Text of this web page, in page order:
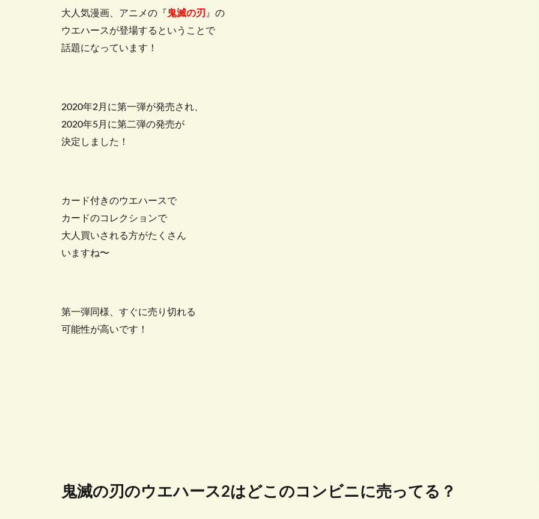
大人気漫画、アニメの『 鬼滅の刃 』の
ウエハースが登場するということで
話題になっています！
2020年2月に第一弾が発売され、
2020年5月に第二弾の発売が
決定しました！
カード付きのウエハースで
カードのコレクションで
大人買いされる方がたくさん
いますね〜
第一弾同様、すぐに売り切れる
可能性が高いです！
鬼滅の刃のウエハース2はどこのコンビニに売ってる？